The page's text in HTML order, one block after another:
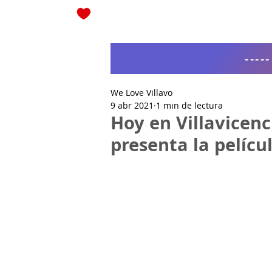
Hoy en
presenta la
We Love Villavo
9 abr 2021 1 min de lectura
-----